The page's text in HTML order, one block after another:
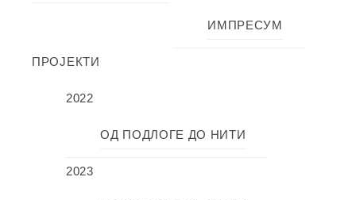
ИМПРЕСУМ
ПРОЈЕКТИ
2022
ОД ПОДЛОГЕ ДО НИТИ
2023